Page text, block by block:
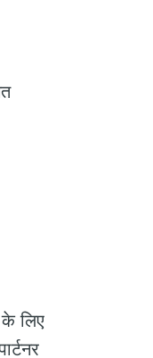
के लिए